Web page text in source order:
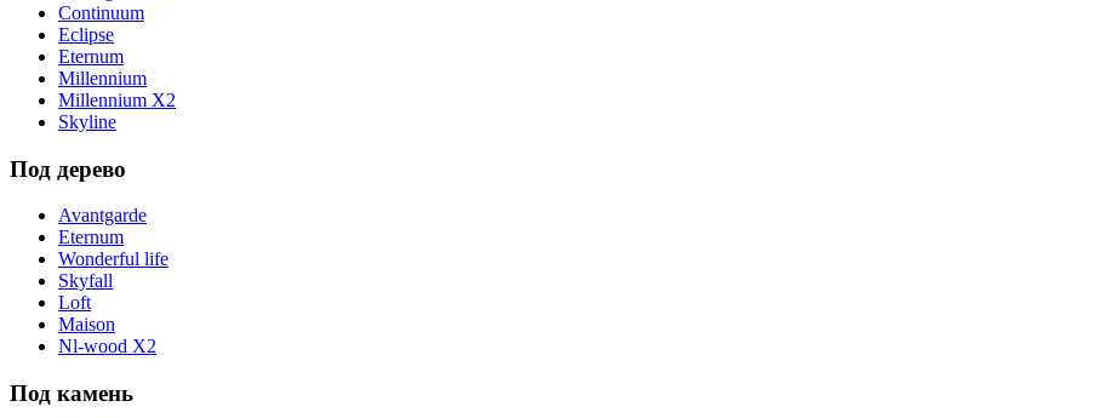
Continuum
Eclipse
Eternum
Millennium
Millennium X2
Skyline
Под дерево
Avantgarde
Eternum
Wonderful life
Skyfall
Loft
Maison
Nl-wood X2
Под камень